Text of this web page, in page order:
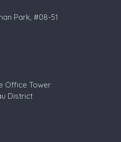
Park, #08-51
Office Tower
District